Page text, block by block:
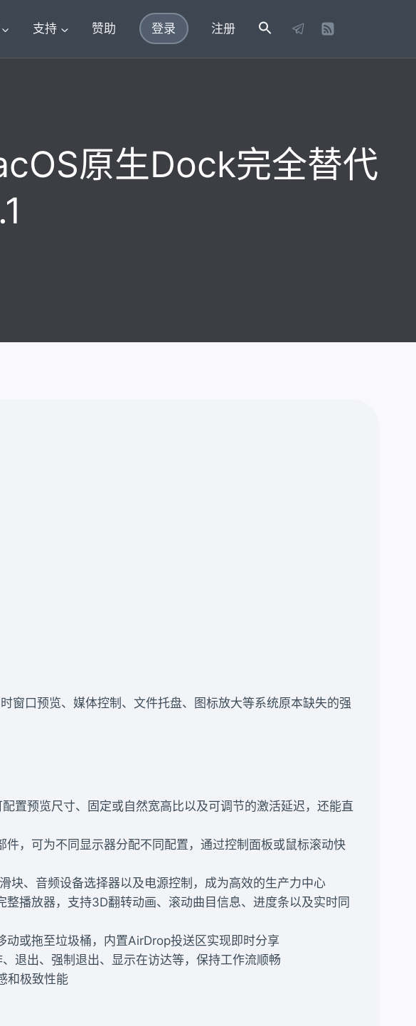
支持 赞助 登录 注册
原生Dock完全替代
口预览、媒体控制、文件托盘、图标放大等系统原本缺失的强
置预览尺寸、固定或自然宽高比以及可调节的激活延迟，还能直
，可为不同显示器分配不同配置，通过控制面板或鼠标滚动快
块、音频设备选择器以及电源控制，成为高效的生产力中心
播放器，支持3D翻转动画、滚动曲目信息、进度条以及实时同
或拖至垃圾桶，内置AirDrop投送区实现即时分享
退出、强制退出、显示在访达等，保持工作流顺畅
和极致性能